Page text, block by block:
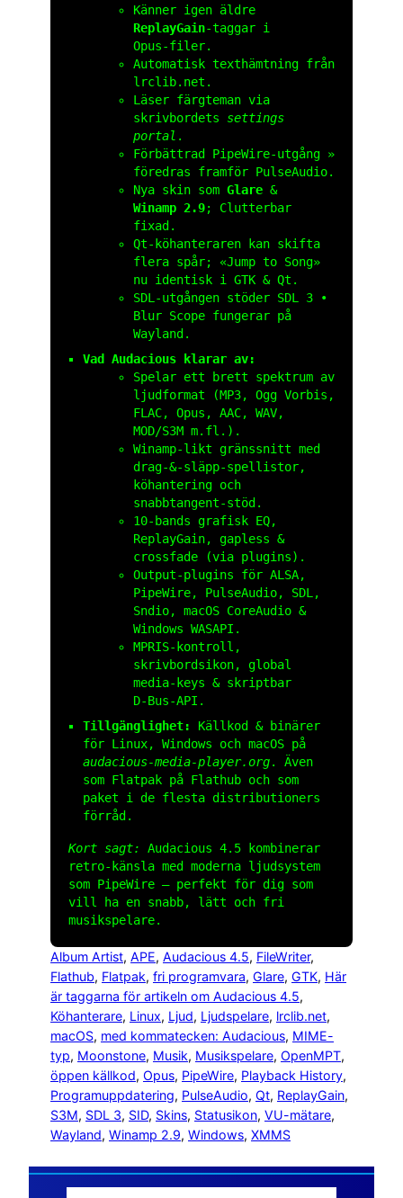
Känner igen äldre
ReplayGain‑taggar i
Opus‑filer.
Automatisk texthämtning från
lrclib.net .
Läser färgteman via
skrivbordets settings
portal .
Förbättrad PipeWire‑utgång »
föredras framför PulseAudio.
Nya skin som Glare &
Winamp 2.9; Clutterbar
fixad.
Qt‑köhanteraren kan skifta
flera spår; «Jump to Song»
nu identisk i GTK & Qt.
SDL‑utgången stöder SDL 3 •
Blur Scope fungerar på
Wayland.
Vad Audacious klarar av:
Spelar ett brett spektrum av
ljudformat (MP3, Ogg Vorbis,
FLAC, Opus, AAC, WAV,
MOD/S3M m.fl.).
Winamp‑likt gränssnitt med
drag‑&‑släpp‑spellistor,
köhantering och
snabbtangent‑stöd.
10‑bands grafisk EQ,
ReplayGain, gapless &
crossfade (via plugins).
Output‑plugins för ALSA,
PipeWire, PulseAudio, SDL,
Sndio, macOS CoreAudio &
Windows WASAPI.
MPRIS‑kontroll,
skrivbordsikon, global
media‑keys & skriptbar
D‑Bus‑API.
Tillgänglighet:
Källkod & binärer
för Linux, Windows och macOS på
audacious-media-player.org. Även
som Flatpak på Flathub och som
paket i de flesta distributioners
förråd.
Kort sagt:
Audacious 4.5 kombinerar
retro‑känsla med moderna ljudsystem
som PipeWire – perfekt för dig som
vill ha en snabb, lätt och fri
musikspelare.
Album Artist, APE, Audacious 4.5, FileWriter
Flathub, Flatpak, fri programvara, Glare, GTK, Här
är taggarna för artikeln om Audacious 4.5
Köhanterare, Linux, Ljud, Ljudspelare, lrclib.net
macOS, med kommatecken: Audacious, MIME-
typ, Moonstone, Musik, Musikspelare, OpenMPT
öppen källkod, Opus, PipeWire, Playback History
Programuppdatering, PulseAudio, Qt, ReplayGain
S3M, SDL 3, SID, Skins, Statusikon, VU-mätare
Wayland, Winamp 2.9, Windows, XMMS